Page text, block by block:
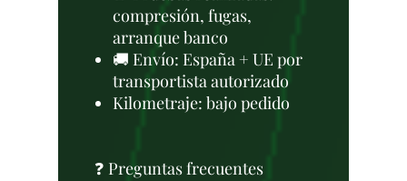
compresión, fugas,
arranque banco
🚚 Envío: España + UE por
transportista autorizado
Kilometraje: bajo pedido
❓ Preguntas frecuentes